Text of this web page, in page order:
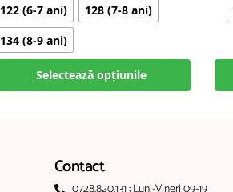
122 (6-7 ani)
128 (7-8 ani)
134 (8-9 ani)
Selectează opțiunile
Contact